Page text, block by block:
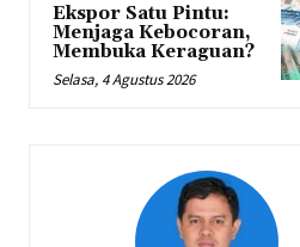
Ekspor Satu Pintu:
Menjaga Kebocoran,
Membuka Keraguan?
Selasa, 4 Agustus 2026